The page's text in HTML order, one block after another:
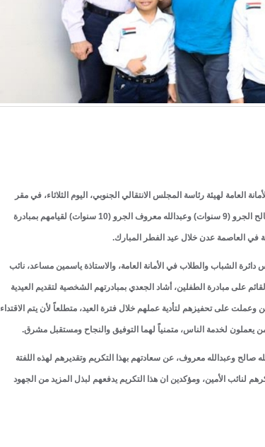
العامة لهيئة رئاسة المجلس الانتقالي الجنوبي، اليوم الثلاثاء، في مقر
الأمانة العامة في العاصمة عدن، الطفلين عبدالله صالح الجرو (9 سنوات) وعبدالله معروف الجرو (10 سنوات) لقيامهم بمبادرة
في العاصمة عدن خلال عيد الفطر المبارك.
الشباب والطلاب في الأمانة العامة، والاستاذة ياسمين مساعد، نائب
على مبادرة الطفلين، أشاد الجعدي بمبادرتهم الشخصية لتقديم العيدية
على تحفيزهم لتأدية عملهم خلال فترة العيد، متطلعاً لأن يتم الاقتداء
يعملون لخدمة الناس، متمنياً لهما التوفيق والنجاح ومستقبل مشرق.
صالح وعبدالله معروف، عن سعادتهم بهذا التكريم وتقديرهم لهذه اللفتة
لنائب الأمين، ومؤكدين ان هذا التكريم يدفعهم لبذل المزيد من الجهود